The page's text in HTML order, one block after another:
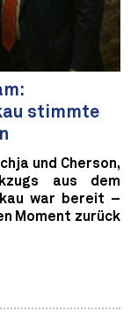
stimmte
und Cherson,
aus dem
war bereit –
Moment zurück